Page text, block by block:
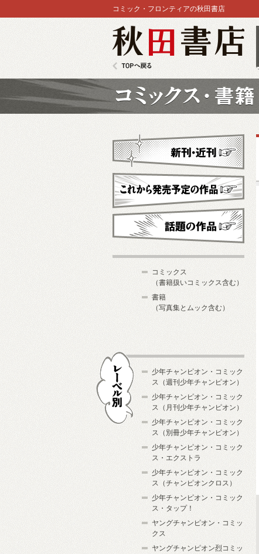
コミック・フロンティアの秋田書店
新刊・近刊
これから発売予定
コミックス
（書籍扱いコミックス含む）
書籍
（写真集とムック含む）
少年チャンピオン・コミック
ス（週刊少年チャンピオン）
少年チャンピオン・コミック
ス（月刊少年チャンピオン）
少年チャンピオン・コミック
ス（別冊少年チャンピオン）
少年チャンピオン・コミック
ス・エクストラ
少年チャンピオン・コミック
ス（チャンピオンクロス）
少年チャンピオン・コミック
ス・タップ！
ヤングチャンピオン・コミッ
クス
ヤングチャンピオン烈コミッ